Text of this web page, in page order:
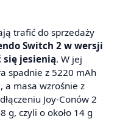
trafić do sprzedaży
Switch 2 w wersji
się jesienią. W jej
spadnie z 5220 mAh
a masa wzrośnie z
Joy-Conów 2
g, czyli o około 14 g